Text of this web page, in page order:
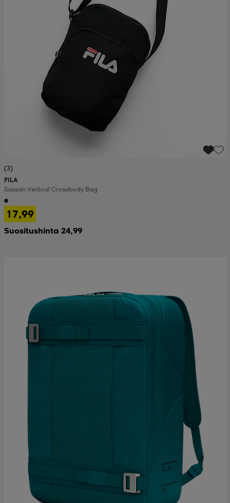
(3)
FILA
Sassan Vertical Crossbody Bag
17,99
Suositushinta 24,99